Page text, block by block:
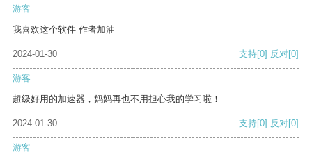
游客
我喜欢这个软件 作者加油
2024-01-30 支持[0] 反对[0]
游客
超级好用的加速器，妈妈再也不用担心我的学习啦！
2024-01-30 支持[0] 反对[0]
游客